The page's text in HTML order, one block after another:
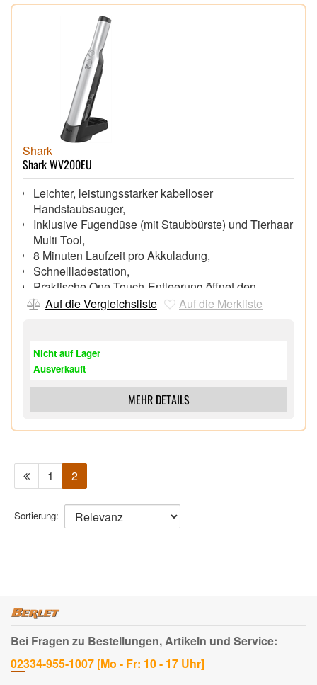
Shark
Shark WV200EU
Leichter, leistungsstarker kabelloser
Handstaubsauger,
Inklusive Fugendüse (mit Staubbürste) und Tierhaar
Multi Tool,
8 Minuten Laufzeit pro Akkuladung,
Schnellladestation,
Praktische One-Touch-Entleerung öffnet den
Staubbehälter mit einem einzigen Knopfdruck
Auf die Vergleichsliste Auf die Merkliste
Nicht auf Lager
Ausverkauft
MEHR DETAILS
1 2
Sortierung:
Bei Fragen zu Bestellungen, Artikeln und Service:
02334-955-1007 [Mo - Fr: 10 - 17 Uhr]